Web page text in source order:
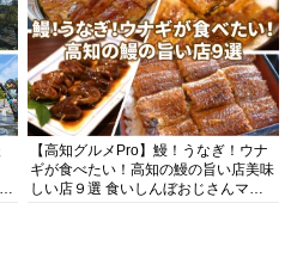
【高知グルメPro】鰻！うなぎ！ウナ
ギが食べたい！高知の鰻の旨い店美味
しい店９選 食いしんぼおじさんマッ